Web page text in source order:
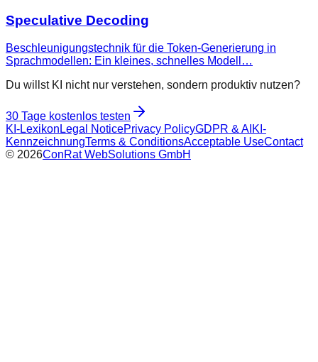
Speculative Decoding
Beschleunigungstechnik für die Token-Generierung in
Sprachmodellen: Ein kleines, schnelles Modell…
Du willst KI nicht nur verstehen, sondern produktiv nutzen?
30 Tage kostenlos testen
KI-Lexikon Legal NoticePrivacy PolicyGDPR & AI KI-
KennzeichnungTerms & ConditionsAcceptable UseContact
© 2026ConRat WebSolutions GmbH